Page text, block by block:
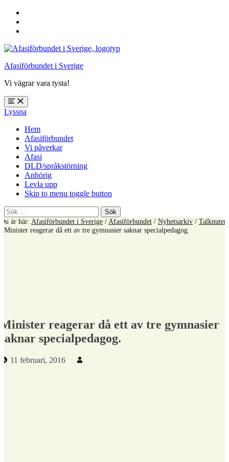
sidfoten
Afasiförbundet i Sverige
Vi vägrar vara tysta!
Öppna
meny:
%s
Lyssna
Hem
Afasiförbundet
Vi påverkar
Afasi
DLD/språkstörning
Anhörig
Levla upp
Skip to menu toggle button
Sök
efter:
Du är här: Afasiförbundet i Sverige /Afasiförbundet / Nyhetsarkiv / Talknuten
Minister reagerar då ett av tre gymnasier saknar specialpedagog.
Minister reagerar då ett av tre gymnasier
saknar specialpedagog.
Publicerad den:
11 februari, 2016